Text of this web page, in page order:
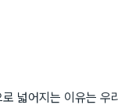
넓어지는 이유는 우